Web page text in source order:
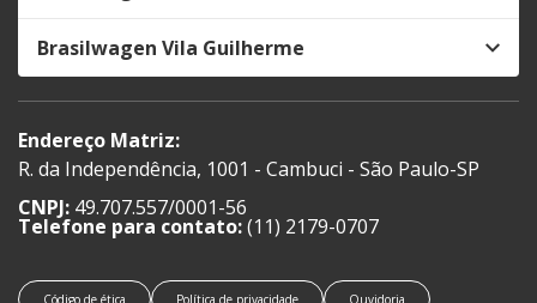
Brasilwagen Vila Guilherme
Endereço Matriz:
R. da Independência, 1001 - Cambuci - São Paulo-SP
CNPJ: 49.707.557/0001-56
Telefone para contato:(11) 2179-0707
Código de ética Política de privacidade Ouvidoria